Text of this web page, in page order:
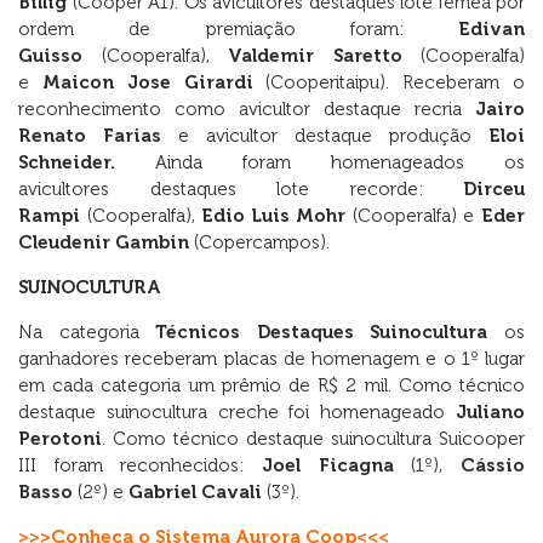
ordem de premiação foram: Edivan
Guisso (Cooperalfa), Valdemir Saretto (Cooperalfa)
e Maicon Jose Girardi (Cooperitaipu). Receberam o
reconhecimento como avicultor destaque recria Jairo
Renato Farias e avicultor destaque produção Eloi
Schneider. Ainda foram homenageados os
avicultores destaques lote recorde: Dirceu
Rampi (Cooperalfa), Edio Luis Mohr (Cooperalfa) e Eder
Cleudenir Gambin (Copercampos).
SUINOCULTURA
Na categoriaTécnicos Destaques Suinocultura os
ganhadores receberam placas de homenagem e o 1º lugar
em cada categoria um prêmio de R$ 2 mil. Como técnico
destaque suinocultura creche foi homenageado Juliano
Perotoni. Como técnico destaque suinocultura Suicooper
III foram reconhecidos: Joel Ficagna(1º), Cássio
Basso (2º) e Gabriel Cavali (3º).
>>>Conheça o Sistema Aurora Coop<<<